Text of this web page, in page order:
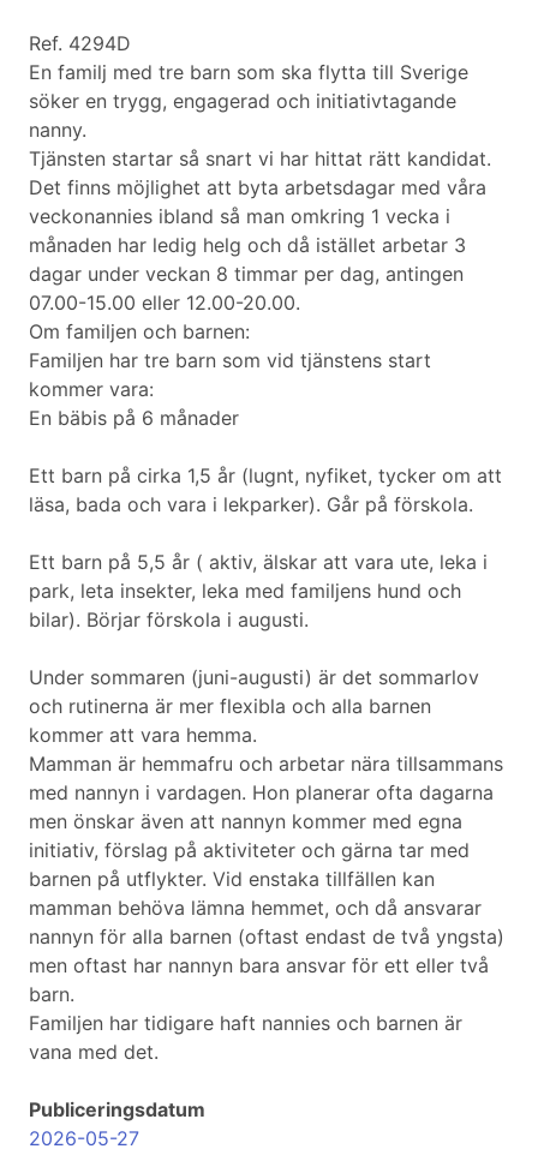
Ref. 4294D
En familj med tre barn som ska flytta till Sverige
söker en trygg, engagerad och initiativtagande
nanny.
Tjänsten startar så snart vi har hittat rätt kandidat.
Det finns möjlighet att byta arbetsdagar med våra
veckonannies ibland så man omkring 1 vecka i
månaden har ledig helg och då istället arbetar 3
dagar under veckan 8 timmar per dag, antingen
07.00-15.00 eller 12.00-20.00.
Om familjen och barnen:
Familjen har tre barn som vid tjänstens start
kommer vara:
En bäbis på 6 månader
Ett barn på cirka 1,5 år (lugnt, nyfiket, tycker om att
läsa, bada och vara i lekparker). Går på förskola.
Ett barn på 5,5 år ( aktiv, älskar att vara ute, leka i
park, leta insekter, leka med familjens hund och
bilar). Börjar förskola i augusti.
Under sommaren (juni-augusti) är det sommarlov
och rutinerna är mer flexibla och alla barnen
kommer att vara hemma.
Mamman är hemmafru och arbetar nära tillsammans
med nannyn i vardagen. Hon planerar ofta dagarna
men önskar även att nannyn kommer med egna
initiativ, förslag på aktiviteter och gärna tar med
barnen på utflykter. Vid enstaka tillfällen kan
mamman behöva lämna hemmet, och då ansvarar
nannyn för alla barnen (oftast endast de två yngsta)
men oftast har nannyn bara ansvar för ett eller två
barn.
Familjen har tidigare haft nannies och barnen är
vana med det.
Publiceringsdatum
2026-05-27